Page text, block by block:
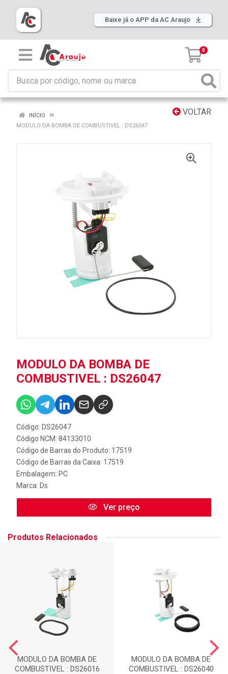
Baixe já o APP da AC Araujo
0
VOLTAR
INÍCIO
MODULO DA BOMBA DE COMBUSTIVEL : DS26047
MODULO DA BOMBA DE
COMBUSTIVEL : DS26047
Código: DS26047
Código NCM: 84133010
Código de Barras do Produto: 17519
Código de Barras da Caixa: 17519
Embalagem: PC
Marca: Ds
Ver preço
Produtos Relacionados
MODULO DA BOMBA DE
COMBUSTIVEL : DS26016
MODULO DA BOMBA DE
COMBUSTIVEL : DS26040